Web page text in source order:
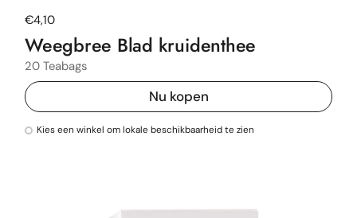
Normale prijs
€4,10
Weegbree Blad kruidenthee
20 Teabags
Nu kopen
Kies een winkel om lokale beschikbaarheid te zien